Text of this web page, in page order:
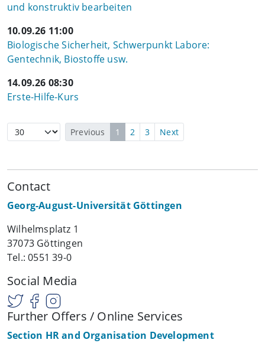
und konstruktiv bearbeiten
10.09.26 11:00
Biologische Sicherheit, Schwerpunkt Labore:
Gentechnik, Biostoffe usw.
14.09.26 08:30
Erste-Hilfe-Kurs
Previous 1 2 3 Next
Contact
Georg-August-Universität Göttingen
Wilhelmsplatz 1
37073 Göttingen
Tel.: 0551 39-0
Social Media
Further Offers / Online Services
Section HR and Organisation Development